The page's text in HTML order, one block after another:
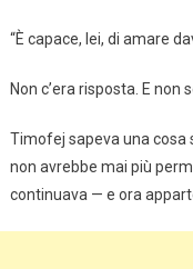
“È capace, lei, di amare
Non c’era risposta. E non
Timofej sapeva una cosa
non avrebbe mai più
continuava — e ora